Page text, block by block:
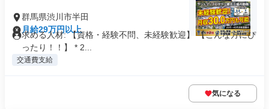
群馬県渋川市半田
月給29万円以上
求める人材: 【資格・経験不問、未経験歓迎】 【こんな方にぴ
ったり！！】 * 2...
交通費支給
気になる